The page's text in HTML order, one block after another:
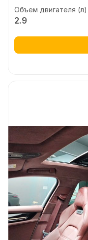
Объем двигателя (л)
2.9